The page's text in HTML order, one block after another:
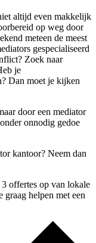
altijd even makkelijk
op weg door
meteen de meest
gespecialiseerd
Zoek naar
je
Dan moet je kijken
door een mediator
onnodig gedoe
kantoor? Neem dan
3 offertes op van lokale
helpen met een